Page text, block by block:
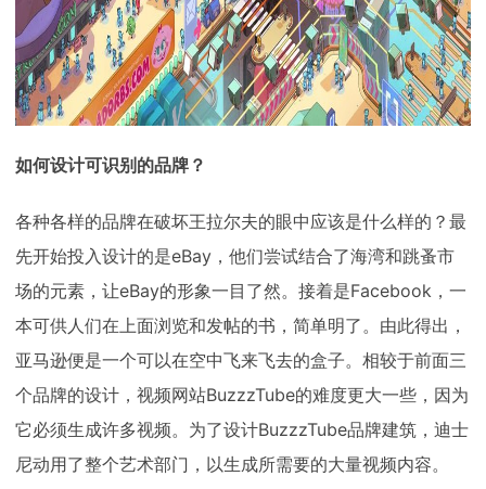
如何设计可识别的品牌？
各种各样的品牌在破坏王拉尔夫的眼中应该是什么样的？最
先开始投入设计的是eBay，他们尝试结合了海湾和跳蚤市
场的元素，让eBay的形象一目了然。接着是Facebook，一
本可供人们在上面浏览和发帖的书，简单明了。由此得出，
亚马逊便是一个可以在空中飞来飞去的盒子。相较于前面三
个品牌的设计，视频网站BuzzzTube的难度更大一些，因为
它必须生成许多视频。为了设计BuzzzTube品牌建筑，迪士
尼动用了整个艺术部门，以生成所需要的大量视频内容。